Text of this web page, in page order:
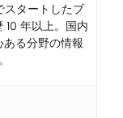
スタートしたブ
10 年以上。国内
る分野の情報